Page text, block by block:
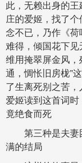
此，无赖出身的
庄的爱姬，找了
念不已，乃作《荷
难得，倾国花下
维用掩翠屏金风
通，惆怅旧房栊”
了生离死别之苦
爱姬读到这首词
竟绝食而死
第三种是夫妻
满的结局